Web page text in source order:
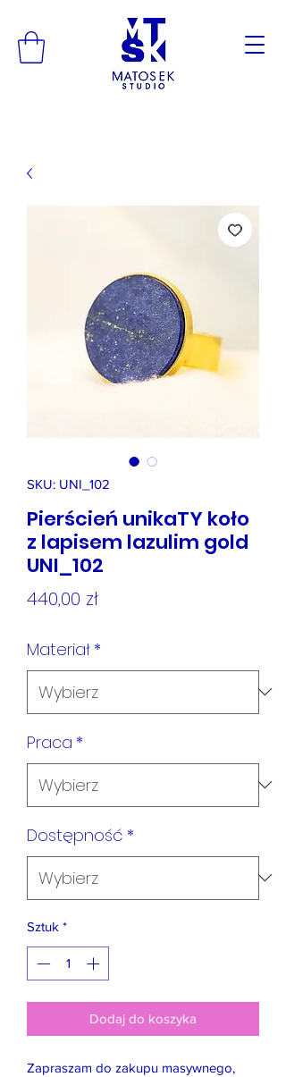
SKU: UNI_102
Pierścień unikaTY koło
z lapisem lazulim gold
UNI_102
440,00 złCena
Materiał *
Praca *
Dostępność *
Sztuk *
Dodaj do koszyka
Zapraszam do zakupu masywnego,